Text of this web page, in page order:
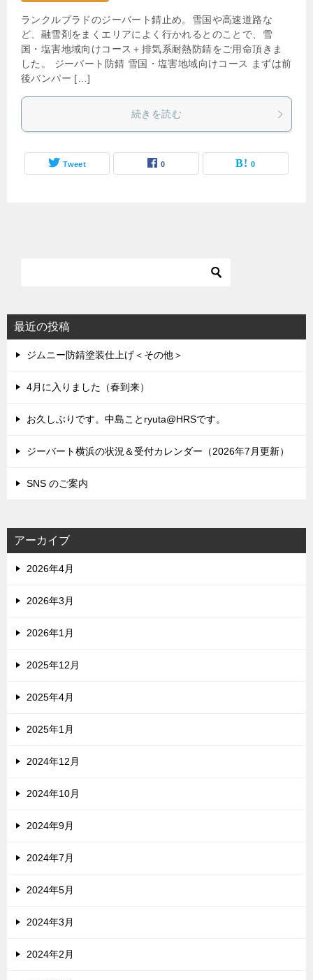
ランクルプラドのジーバート錆止め。雪国や高速道路な
ど、融雪剤をまくエリアによく行かれるとのことで、雪
国・塩害地域向けコース＋排気系耐熱防錆をご用命頂きま
した。 ジーバート防錆 雪国・塩害地域向けコース まずは前
後バンパー […]
続きを読む
Tweet 0 0
最近の投稿
ジムニー防錆塗装仕上げ＜その他＞
4月に入りました（春到来）
お久しぶりです。中島ことryuta@HRSです。
ジーバート横浜の状況＆受付カレンダー（2026年7月更新）
SNS のご案内
アーカイブ
2026年4月
2026年3月
2026年1月
2025年12月
2025年4月
2025年1月
2024年12月
2024年10月
2024年9月
2024年7月
2024年5月
2024年3月
2024年2月